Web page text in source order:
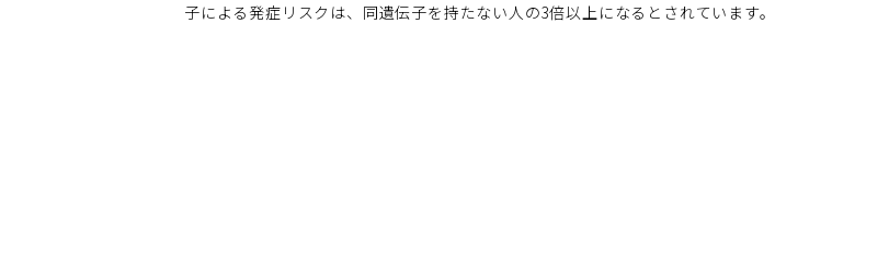
子による発症リスクは、同遺伝子を持たない人の3倍以上になるとされています。